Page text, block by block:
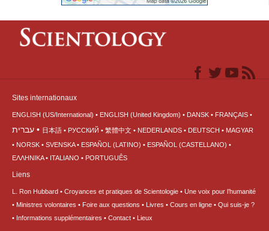
Sites internationaux
ENGLISH (US/International) ENGLISH (United Kingdom) DANSK FRANÇAIS
עברית 日本語 РУССКИЙ 繁體中文 NEDERLANDS DEUTSCH
MAGYAR
NORSK
SVENSKA ESPAÑOL (LATINO)
ESPAÑOL (CASTELLANO)
ΕΛΛΗΝΙΚA
ITALIANO PORTUGUÊS
Liens
L. Ron Hubbard Croyances et pratiques de Scientologie
Une voix pour l’humanité
Ministres volontaires
Foire aux questions Livres Cours en ligne
Qui suis-je ?
Informations supplémentaires
Contact Lieux